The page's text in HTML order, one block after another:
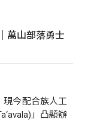
萬山部落勇士
現今配合族人工
」凸顯辦